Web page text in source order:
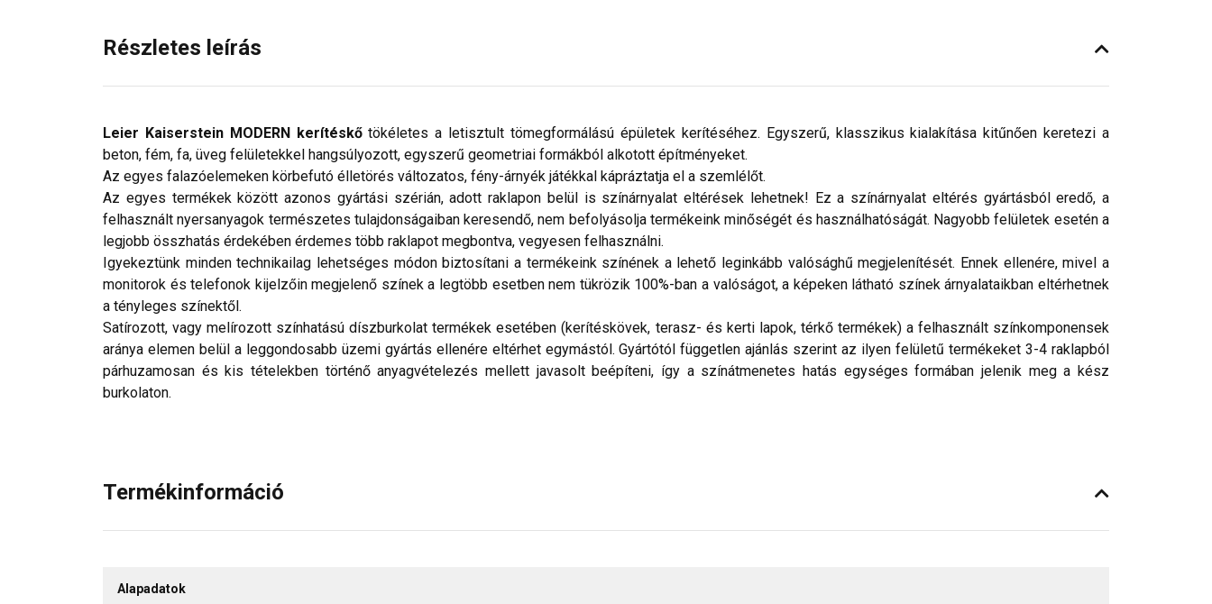
Részletes leírás
Leier Kaiserstein MODERN kerítéskőtökéletes a letisztult tömegformálású épületek kerítéséhez. Egyszerű, klasszikus kialakítása kitűnően keretezi a
beton, fém, fa, üveg felületekkel hangsúlyozott, egyszerű geometriai formákból alkotott építményeket.
Az egyes falazóelemeken körbefutó élletörés változatos, fény-árnyék játékkal kápráztatja el a szemlélőt.
Az egyes termékek között azonos gyártási szérián, adott raklapon belül is színárnyalat eltérések lehetnek! Ez a színárnyalat eltérés gyártásból eredő, a
felhasznált nyersanyagok természetes tulajdonságaiban keresendő, nem befolyásolja termékeink minőségét és használhatóságát. Nagyobb felületek esetén a
legjobb összhatás érdekében érdemes több raklapot megbontva, vegyesen felhasználni.
Igyekeztünk minden technikailag lehetséges módon biztosítani a termékeink színének a lehető leginkább valósághű megjelenítését. Ennek ellenére, mivel a
monitorok és telefonok kijelzőin megjelenő színek a legtöbb esetben nem tükrözik 100%-ban a valóságot, a képeken látható színek árnyalataikban eltérhetnek
a tényleges színektől.
Satírozott, vagy melírozott színhatású díszburkolat termékek esetében (kerítéskövek, terasz- és kerti lapok, térkő termékek) a felhasznált színkomponensek
aránya elemen belül a leggondosabb üzemi gyártás ellenére eltérhet egymástól. Gyártótól független ajánlás szerint az ilyen felületű termékeket 3-4 raklapból
párhuzamosan és kis tételekben történő anyagvételezés mellett javasolt beépíteni, így a színátmenetes hatás egységes formában jelenik meg a kész
burkolaton.
Termékinformáció
Alapadatok